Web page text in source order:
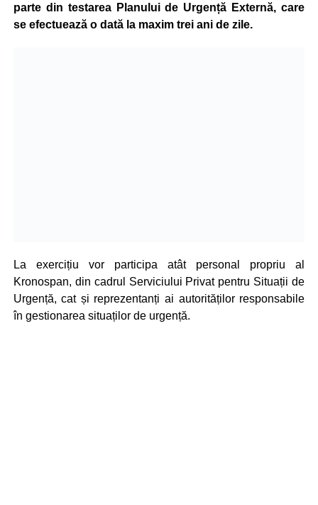
parte din testarea Planului de Urgență Externă, care
se efectuează o dată la maxim trei ani de zile.
La exercițiu vor participa atât personal propriu al
Kronospan, din cadrul Serviciului Privat pentru Situații de
Urgență, cat și reprezentanți ai autorităților responsabile
în gestionarea situaților de urgență.